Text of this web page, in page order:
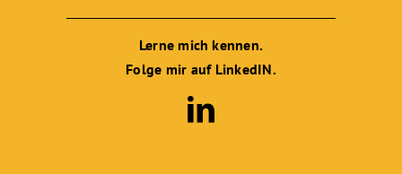
Lerne mich kennen.
Folge mir auf LinkedIN.